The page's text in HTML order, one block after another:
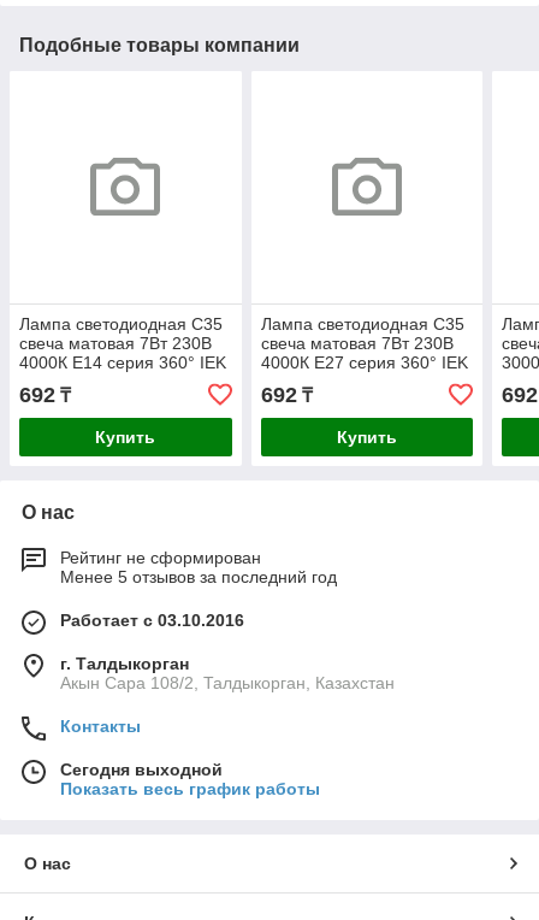
Подобные товары компании
Лампа светодиодная C35
свеча матовая 7Вт 230В
4000К E14 серия 360° IEK
692 ₸
Купить
Лампа светодиодная C35
свеча матовая 7Вт 230В
4000К E27 серия 360° IEK
692₸
Купить
692
О нас
Рейтинг не сформирован
Менее 5 отзывов за последний год
Работает с 03.10.2016
г. Талдыкорган
Акын Сара 108/2, Талдыкорган, Казахстан
Контакты
Сегодня выходной
Показать весь график работы
О нас